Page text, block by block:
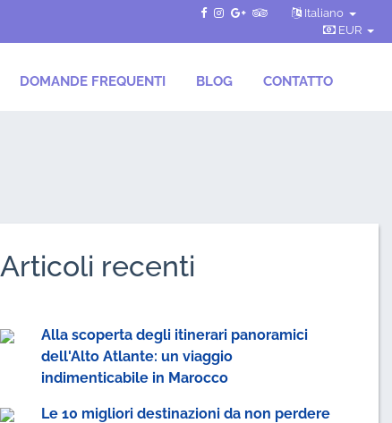
Italiano
EUR
DOMANDE FREQUENTI BLOG CONTATTO
Articoli recenti
Alla scoperta degli itinerari panoramici
dell'Alto Atlante: un viaggio
indimenticabile in Marocco
Le 10 migliori destinazioni da non perdere